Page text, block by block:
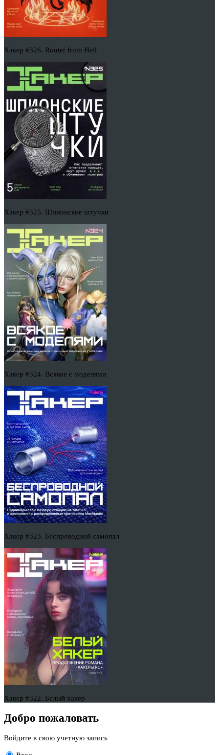
Хакер #326. Router from Hell
Хакер #325. Шпионские штучки
Хакер #324. Всякое с моделями
Хакер #323. Беспроводной самопал
Хакер #322. Белый хакер
Добро пожаловать
Войдите в свою учетную запись